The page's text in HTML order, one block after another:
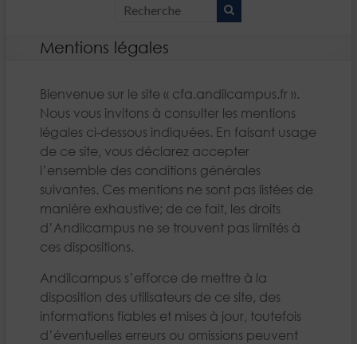
Mentions légales
Bienvenue sur le site « cfa.andilcampus.fr ».
Nous vous invitons à consulter les mentions
légales ci-dessous indiquées. En faisant usage
de ce site, vous déclarez accepter
l’ensemble des conditions générales
suivantes. Ces mentions ne sont pas listées de
manière exhaustive; de ce fait, les droits
d’Andilcampus ne se trouvent pas limités à
ces dispositions.
Andilcampus s’efforce de mettre à la
disposition des utilisateurs de ce site, des
informations fiables et mises à jour, toutefois
d’éventuelles erreurs ou omissions peuvent